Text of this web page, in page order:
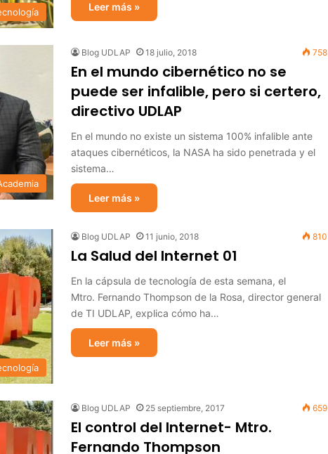
Leer más »
Blog UDLAP 18 julio, 2018 758
En el mundo cibernético no se
puede ser infalible, pero si certero,
directivo UDLAP
En el mundo no existe un sistema 100% infalible ante
ataques cibernéticos, la NASA ha sido penetrada y el
sistema…
Leer más »
Blog UDLAP 11 junio, 2018 810
La Salud del Internet 01
En la cápsula de tecnología de esta semana, el
Mtro. Fernando Thompson de la Rosa, director general
de TI UDLAP, explica cómo ha…
Leer más »
Blog UDLAP 25 septiembre, 2017 659
El control del Internet- Mtro.
Fernando Thompson